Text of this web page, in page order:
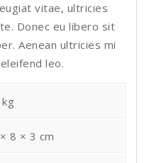
vitae, ultricies
Donec eu libero sit
Aenean ultricies mi
leo.
8 × 3 cm